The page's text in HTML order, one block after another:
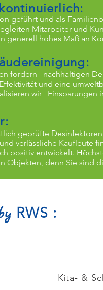
geführt und als
Mitarbeiter und
generell hohes Maß an
fordern nachhaltigen
und eine
wir Einsparungen
geprüfte
verlässliche Kaufleute
positiv entwickelt.
Objekten, denn Sie sind
RWS :
Kita- &